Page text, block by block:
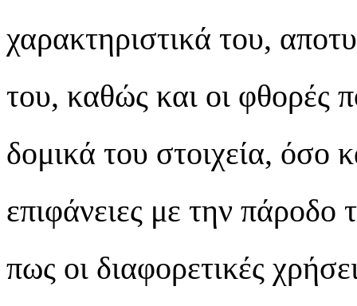
χαρακτηριστικά του,
του, καθώς και οι φθορές
δομικά του στοιχεία, όσο
επιφάνειες με την πάροδο
πως οι διαφορετικές